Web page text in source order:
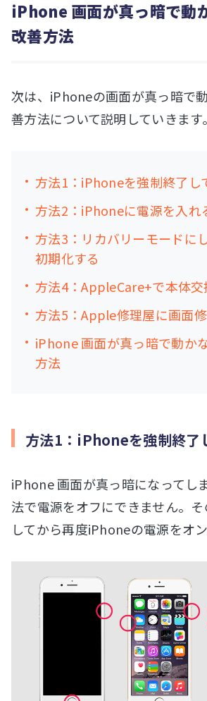
iPhone 画面が真っ暗で動
改善方法
次は、iPhoneの画面が真っ暗で
善方法について説明していきます。
方法1：iPhoneを強制終了し
方法2：iPhoneに電源を入れ
方法3：リカバリーモードに
初期化する
方法4：AppleCare+で本体交
方法5：Apple修理屋に画面
iPhone 画面が真っ暗で動か
方法
方法1：iPhoneを強制終了
iPhone 画面が真っ暗になってし
法で電源をオフにできません。
してから再度iPhoneの電源をオン